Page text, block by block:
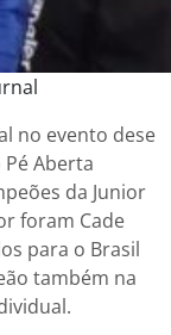
no evento dese
Pé Aberta
da Junior
foram Cade
para o Brasil
também na